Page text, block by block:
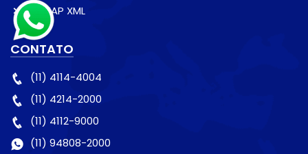
SITEMAP XML
CONTATO
(11) 4114-4004
(11) 4214-2000
(11) 4112-9000
(11) 94808-2000